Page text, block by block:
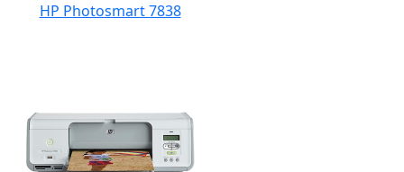
HP Photosmart 7838